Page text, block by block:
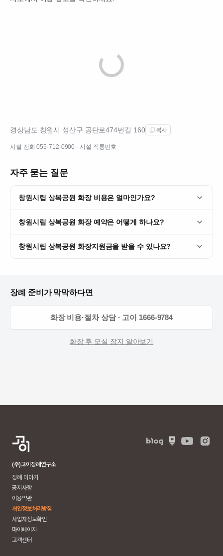
경상남도 창원시 성산구 공단로474번길 160 복사
시설 전화055-712-0900 · 시설 직통번호
자주 묻는 질문
창원시립 상복공원 화장 비용은 얼마인가요?
창원시립 상복공원 화장 예약은 어떻게 하나요?
창원시립 상복공원 화장지원금을 받을 수 있나요?
장례 준비가 막막하다면
화장 비용·절차 상담 · 고이 1666-9784
화장 후 모실 장지 알아보기
(주)고이장례연구소
장례 이야기
공지사항
이용약관
개인정보처리방침
사업자정보확인
마이페이지
고객센터